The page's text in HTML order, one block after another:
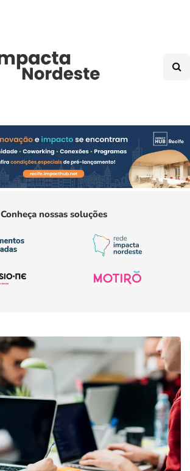
Conheça nossas soluções